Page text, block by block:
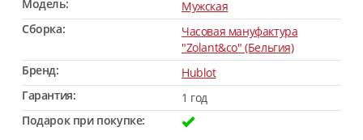
Модель:
Мужская
Сборка:
Часовая мануфактура
"Zolant&co" (Бельгия)
Бренд:
Hublot
Гарантия:
1 год
Подарок при покупке: